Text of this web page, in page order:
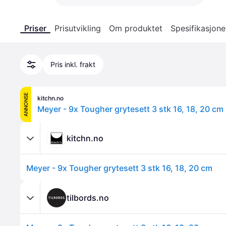
Priser Prisutvikling Om produktet
Pris inkl. frakt
ANNONSE kitchn.no
Meyer - 9x Tougher grytesett 3 stk 16, 18, 20 cm
kitchn.no
Meyer - 9x Tougher grytesett 3 stk 16, 18, 20 cm
tilbords.no